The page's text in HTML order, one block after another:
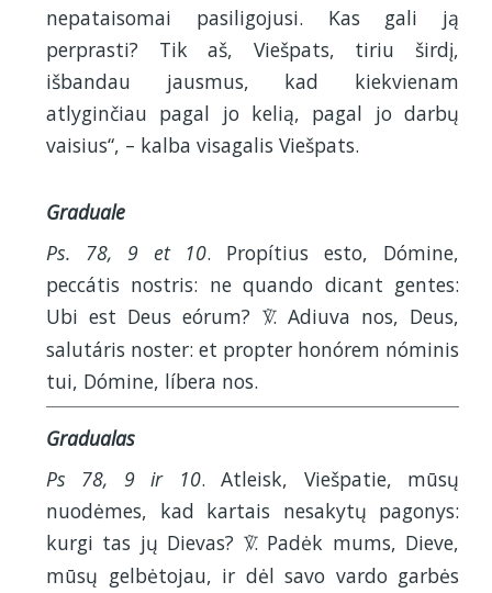
nepataisomai pasiligojusi. Kas gali ją
perprasti? Tik aš, Viešpats, tiriu širdį,
išbandau jausmus, kad kiekvienam
atlyginčiau pagal jo kelią, pagal jo darbų
vaisius“, – kalba visagalis Viešpats.
Graduale
Ps. 78, 9 et 10. Propítius esto, Dómine,
peccátis nostris: ne quando dicant gentes:
Ubi est Deus eórum?
V. Adiuva nos, Deus,
salutáris noster: et propter honórem nóminis
tui, Dómine, líbera nos.
Gradualas
Ps 78, 9 ir 10. Atleisk, Viešpatie, mūsų
nuodėmes, kad kartais nesakytų pagonys:
kurgi tas jų Dievas? V. Padėk mums, Dieve,
mūsų gelbėtojau, ir dėl savo vardo garbės